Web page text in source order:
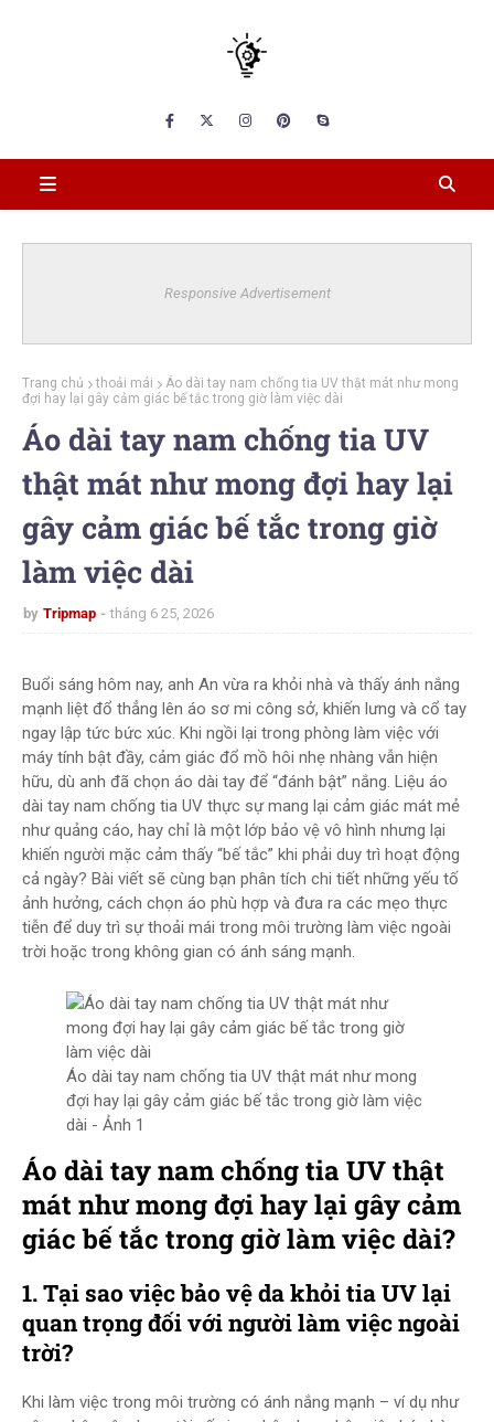
Responsive Advertisement
Trang chủ thoải mái
Áo dài tay nam chống tia UV thật mát như mong
đợi hay lại gây cảm giác bế tắc trong giờ làm việc dài
Áo dài tay nam chống tia UV
thật mát như mong đợi hay lại
gây cảm giác bế tắc trong giờ
làm việc dài
by Tripmap tháng 6 25, 2026
Buổi sáng hôm nay, anh An vừa ra khỏi nhà và thấy ánh nắng
mạnh liệt đổ thẳng lên áo sơ mi công sở, khiến lưng và cổ tay
ngay lập tức bức xúc. Khi ngồi lại trong phòng làm việc với
máy tính bật đầy, cảm giác đổ mồ hôi nhẹ nhàng vẫn hiện
hữu, dù anh đã chọn áo dài tay để “đánh bật” nắng. Liệu áo
dài tay nam chống tia UV thực sự mang lại cảm giác mát mẻ
như quảng cáo, hay chỉ là một lớp bảo vệ vô hình nhưng lại
khiến người mặc cảm thấy “bế tắc” khi phải duy trì hoạt động
cả ngày? Bài viết sẽ cùng bạn phân tích chi tiết những yếu tố
ảnh hưởng, cách chọn áo phù hợp và đưa ra các mẹo thực
tiễn để duy trì sự thoải mái trong môi trường làm việc ngoài
trời hoặc trong không gian có ánh sáng mạnh.
Áo dài tay nam chống tia UV thật mát như mong
đợi hay lại gây cảm giác bế tắc trong giờ làm việc
dài - Ảnh 1
Áo dài tay nam chống tia UV thật
mát như mong đợi hay lại gây cảm
giác bế tắc trong giờ làm việc dài?
1. Tại sao việc bảo vệ da khỏi tia UV lại
quan trọng đối với người làm việc ngoài
trời?
Khi làm việc trong môi trường có ánh nắng mạnh – ví dụ như